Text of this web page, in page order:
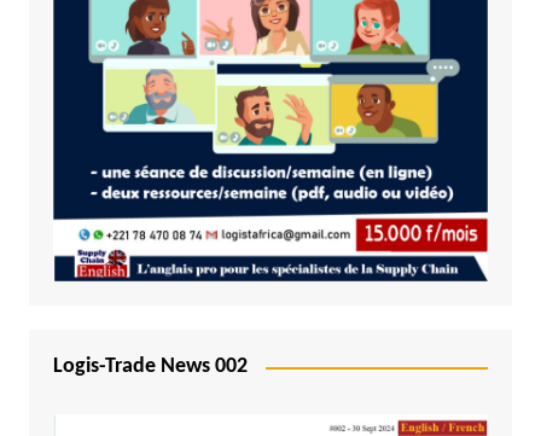
Logis-Trade News 002